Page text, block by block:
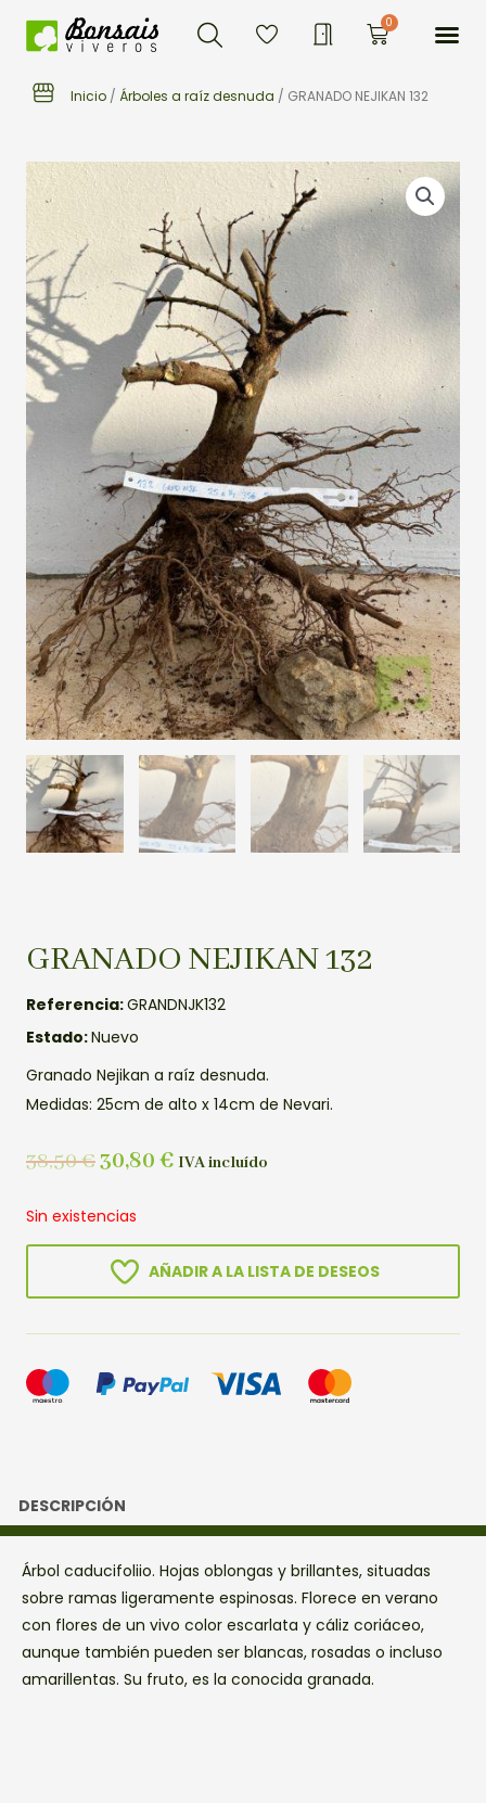
Buscar 0Carrito
Inicio / Árboles a raíz desnuda / GRANADO NEJIKAN 132
GRANADO NEJIKAN 132
Referencia:GRANDNJK132
Estado:Nuevo
Granado Nejikan a raíz desnuda.
Medidas: 25cm de alto x 14cm de Nevari.
38,50€30,80 € IVA incluído
Sin existencias
AÑADIR A LA LISTA DE DESEOS
DESCRIPCIÓN
Árbol caducifoliio. Hojas oblongas y brillantes, situadas
sobre ramas ligeramente espinosas. Florece en verano
con flores de un vivo color escarlata y cáliz coriáceo,
aunque también pueden ser blancas, rosadas o incluso
amarillentas. Su fruto, es la conocida granada.